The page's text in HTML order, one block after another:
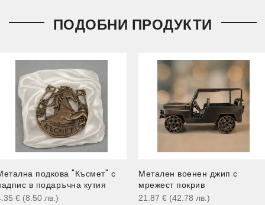
ПОДОБНИ ПРОДУКТИ
подкова "Късмет" с
в подаръчна кутия
€ (8.50 лв. )
Метален военен джип с
мрежест покрив
21.87 € (42.78 лв. )